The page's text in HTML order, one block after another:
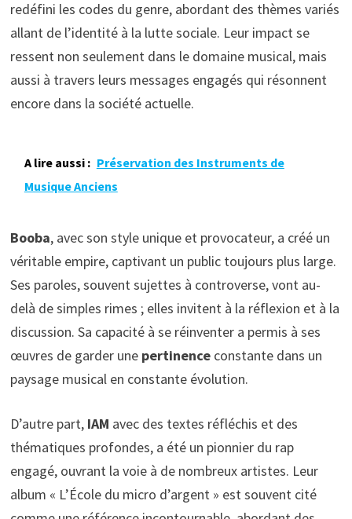
redéfini les codes du genre, abordant des thèmes variés
allant de l’identité à la lutte sociale. Leur impact se
ressent non seulement dans le domaine musical, mais
aussi à travers leurs messages engagés qui résonnent
encore dans la société actuelle.
A lire aussi : Préservation des Instruments de
Musique Anciens
Booba, avec son style unique et provocateur, a créé un
véritable empire, captivant un public toujours plus large.
Ses paroles, souvent sujettes à controverse, vont au-
delà de simples rimes ; elles invitent à la réflexion et à la
discussion. Sa capacité à se réinventer a permis à ses
œuvres de garder une pertinenceconstante dans un
paysage musical en constante évolution.
D’autre part, IAM avec des textes réfléchis et des
thématiques profondes, a été un pionnier du rap
engagé, ouvrant la voie à de nombreux artistes. Leur
album « L’École du micro d’argent » est souvent cité